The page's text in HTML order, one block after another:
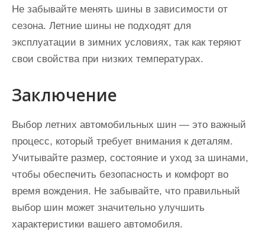
Не забывайте менять шины в зависимости от
сезона. Летние шины не подходят для
эксплуатации в зимних условиях, так как теряют
свои свойства при низких температурах.
Заключение
Выбор летних автомобильных шин — это важный
процесс, который требует внимания к деталям.
Учитывайте размер, состояние и уход за шинами,
чтобы обеспечить безопасность и комфорт во
время вождения. Не забывайте, что правильный
выбор шин может значительно улучшить
характеристики вашего автомобиля.